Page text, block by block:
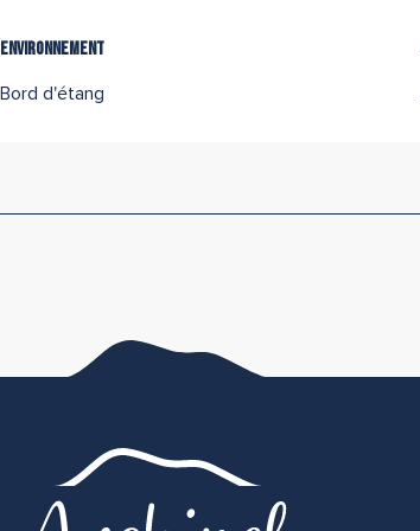
Environnement
Environnement
Bord d'étang